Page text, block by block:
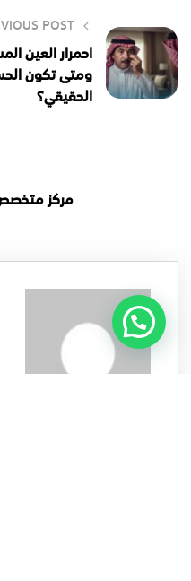
POST
احمرار العين
ومتى تكون
الحقيقي؟
مركز